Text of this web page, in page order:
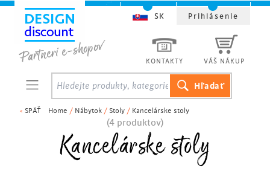
< SPÄŤ Home / Nábytok / Stoly / Kancelárske stoly
(4 produktov)
Kancelárske stoly
KONTAKTY VÁŠ NÁKUP
SK Prihlásenie